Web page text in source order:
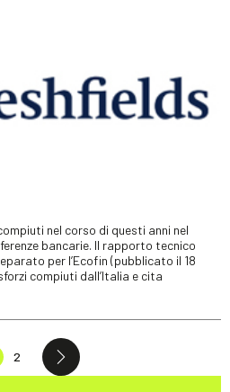
nel corso di questi anni nel
bancarie. Il rapporto tecnico
per l’Ecofin (pubblicato il 18
compiuti dall’Italia e cita
2